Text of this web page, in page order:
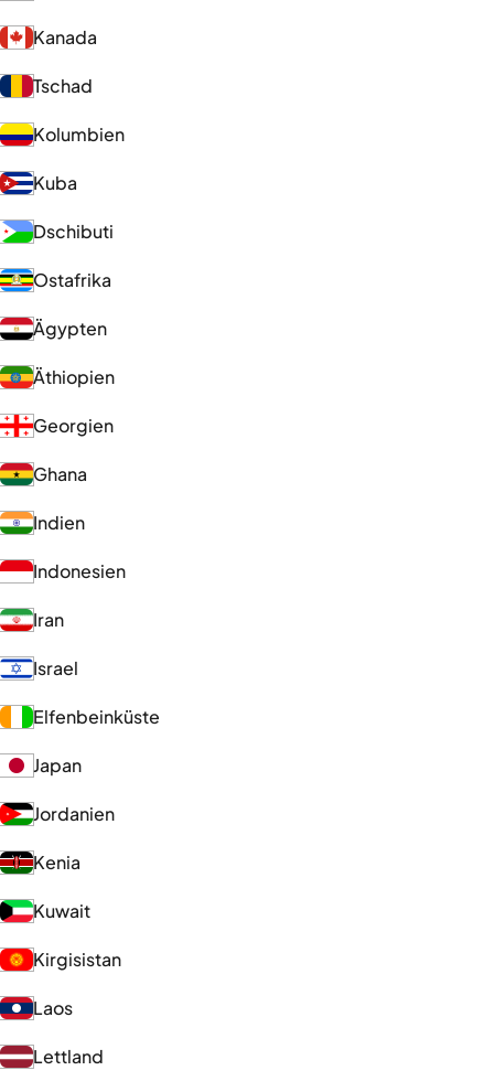
Kanada
Tschad
Kolumbien
Kuba
Dschibuti
Ostafrika
Ägypten
Äthiopien
Georgien
Ghana
Indien
Indonesien
Iran
Israel
Elfenbeinküste
Japan
Jordanien
Kenia
Kuwait
Kirgisistan
Laos
Lettland